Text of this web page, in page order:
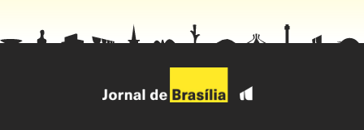
A Transparência Internacional foi citada em diferentes